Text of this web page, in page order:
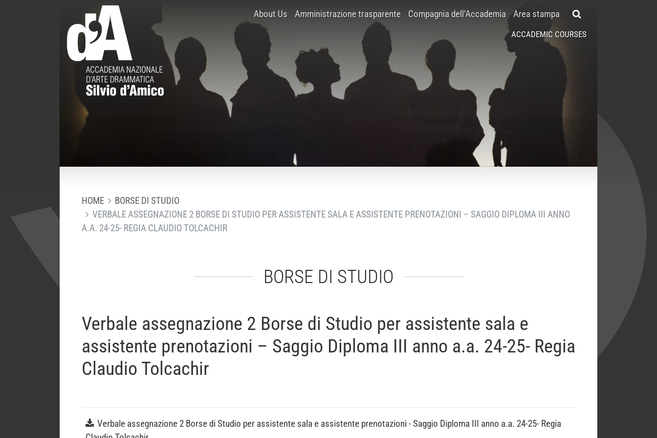
About Us Amministrazione trasparente Compagnia dell’Accademia Area stampa
ACCADEMIC COURSES
HOME
BORSE DI STUDIO
VERBALE ASSEGNAZIONE 2 BORSE DI STUDIO PER ASSISTENTE SALA E ASSISTENTE PRENOTAZIONI – SAGGIO DIPLOMA III ANNO
A.A. 24-25- REGIA CLAUDIO TOLCACHIR
BORSE DI STUDIO
Verbale assegnazione 2 Borse di Studio per assistente sala e
assistente prenotazioni – Saggio Diploma III anno a.a. 24-25- Regia
Claudio Tolcachir
Verbale assegnazione 2 Borse di Studio per assistente sala e assistente prenotazioni - Saggio Diploma III anno a.a. 24-25- Regia